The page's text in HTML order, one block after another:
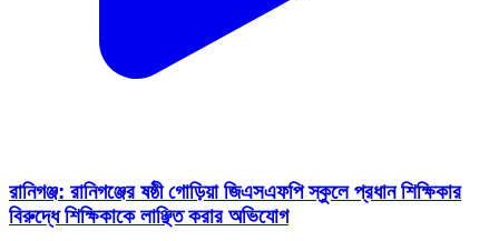
রানিগঞ্জ: রানিগঞ্জের ষষ্ঠী গোড়িয়া জিএসএফপি স্কুলে প্রধান শিক্ষিকার
বিরুদ্ধে শিক্ষিকাকে লাঞ্ছিত করার অভিযোগ